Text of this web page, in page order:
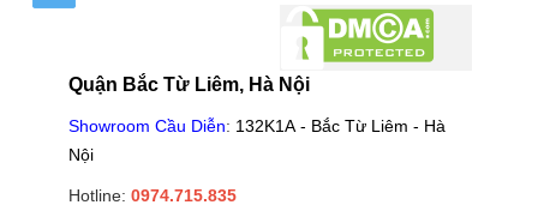
Quận Bắc Từ Liêm, Hà Nội
Showroom Cầu Diễn: 132K1A - Bắc Từ Liêm - Hà
Nội
Hotline: 0974.715.835